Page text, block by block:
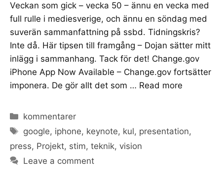
Veckan som gick – vecka 50 – ännu en vecka med
full rulle i mediesverige, och ännu en söndag med
suverän sammanfattning på ssbd. Tidningskris?
Inte då. Här tipsen till framgång – Dojan sätter mitt
inlägg i sammanhang. Tack för det! Change.gov
iPhone App Now Available – Change.gov fortsätter
imponera. De gör allt det som … Read more
Categories
kommentarer
Tags
google, iphone, keynote, kul, presentation,
press, Projekt, stim, teknik, vision
Leave a comment